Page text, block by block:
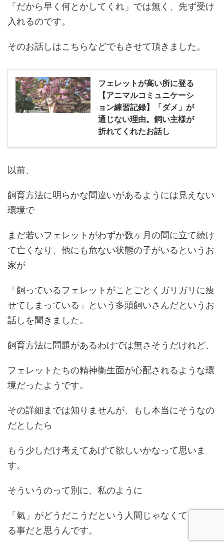
「だから早く何とかしてくれ」では無く、先ず受け
入れるのです。
そのお話しはこちらなどでもさせて頂きました。
フェレットが高い所に登る
【アニマルコミュニケーシ
ョン練習記録】「ダメ」が
通じない理由。飼い主様が
折れてくれたお話し
以前、
飼育方法に明らかな間違いがあるようには見えない
環境で
まだ若いフェレットがわずか数ヶ月の間に立て続け
て亡くなり、他にも危ない状態の子がいるというお
家が
「飼っているフェレットがことごとくガリガリに痩
せてしまっている」という多頭飼いさんだというお
話しを聞きました。
飼育方法に問題があるわけでは無さそうだけれど、
フェレットたちの精神衛生面が心配されるような環
境だったようです。
その詳細までは知りませんが、もし本当にそうなの
だとしたら
もう少しだけ考えてあげて欲しいかなって思いま
す。
そういうのって別に、私のように
「氣」がどうだこうだという人間じゃなくても分か
る事だと思うんです。